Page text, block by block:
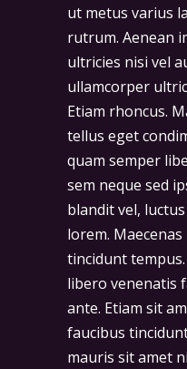
ut metus varius
rutrum. Aenean
ultricies nisi vel
ullamcorper
Etiam rhoncus.
tellus eget
quam semper
sem neque sed
blandit vel,
lorem.
tincidunt
libero venenatis
ante. Etiam sit
faucibus
mauris sit amet